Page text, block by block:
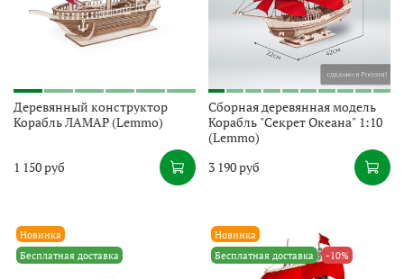
Деревянный конструктор
Корабль ЛАМАР (Lemmo)
1 150 руб
Сборная деревянная модель
Корабль "Секрет Океана" 1:10
(Lemmo)
3 190 руб
Новинка
Бесплатная доставка
Новинка
Бесплатная доставка
-10%